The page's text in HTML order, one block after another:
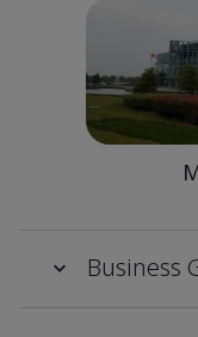
Business